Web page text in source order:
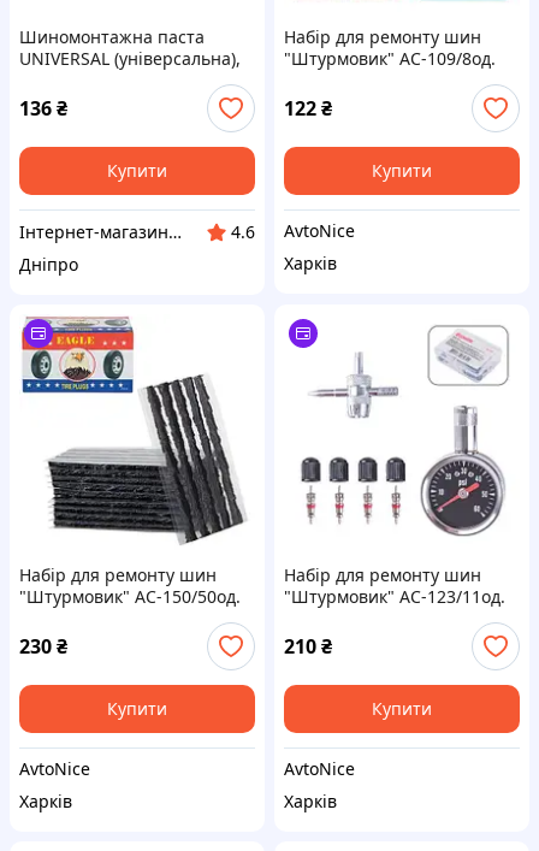
Шиномонтажна паста
UNIVERSAL (універсальна),
136₴
Купити
Інтернет-магазин "Klever"
4.6
Дніпро
Набiр для ремонту шин
"Штурмовик" AC-109/8од.
122₴
Купити
AvtoNice
Харків
Набiр для ремонту шин
"Штурмовик" AC-150/50од.
230₴
Купити
AvtoNice
Харків
Набiр для ремонту шин
"Штурмовик" AC-123/11од.
210₴
Купити
AvtoNice
Харків